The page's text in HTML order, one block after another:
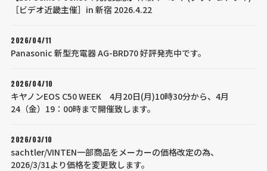
［ビデオ近畿主催］in 新宿 2026.4.22
2026/04/11
Panasonic 新型充電器 AG-BRD70 好評発売中です。
2026/04/10
キヤノンEOS C50 WEEK 4月20日(月)10時30分から、4月
24（金）19：00時まで開催致します。
2026/03/10
sachtler/VINTEN一部商品をメーカーの価格改定の為、
2026/3/31より価格を変更致します。